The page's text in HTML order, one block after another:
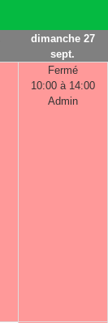
dimanche 27
sept.
Fermé
10:00 à 14:00
Admin